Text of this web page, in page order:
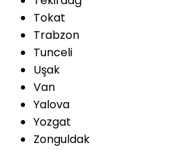
Tokat
Trabzon
Tunceli
Uşak
Van
Yalova
Yozgat
Zonguldak